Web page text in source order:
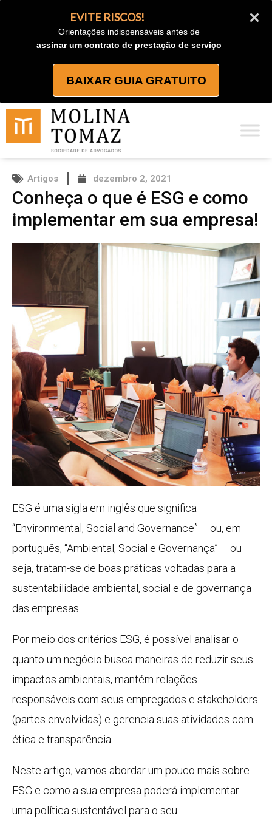
EVITE RISCOS!
Orientações indispensáveis antes de
assinar um contrato de prestação de serviço
BAIXAR GUIA GRATUITO
Artigos dezembro 2, 2021
Conheça o que é ESG e como
implementar em sua empresa!
ESG é uma sigla em inglês que significa
“Environmental, Social and Governance” – ou, em
português, “Ambiental, Social e Governança” – ou
seja, tratam-se de boas práticas voltadas para a
sustentabilidade ambiental, social e de governança
das empresas.
Por meio dos critérios ESG, é possível analisar o
quanto um negócio busca maneiras de reduzir seus
impactos ambientais, mantém relações
responsáveis com seus empregados e stakeholders
(partes envolvidas) e gerencia suas atividades com
ética e transparência.
Neste artigo, vamos abordar um pouco mais sobre
ESG e como a sua empresa poderá implementar
uma política sustentável para o seu